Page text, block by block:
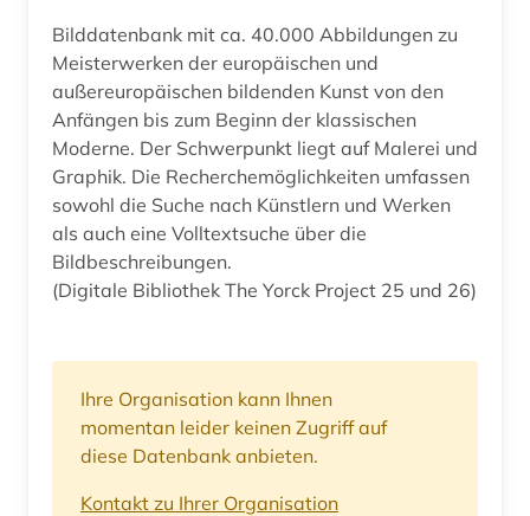
Bilddatenbank mit ca. 40.000 Abbildungen zu
Meisterwerken der europäischen und
außereuropäischen bildenden Kunst von den
Anfängen bis zum Beginn der klassischen
Moderne. Der Schwerpunkt liegt auf Malerei und
Graphik. Die Recherchemöglichkeiten umfassen
sowohl die Suche nach Künstlern und Werken
als auch eine Volltextsuche über die
Bildbeschreibungen.
(Digitale Bibliothek The Yorck Project 25 und 26)
Ihre Organisation kann Ihnen
momentan leider keinen Zugriff auf
diese Datenbank anbieten.
Kontakt zu Ihrer Organisation